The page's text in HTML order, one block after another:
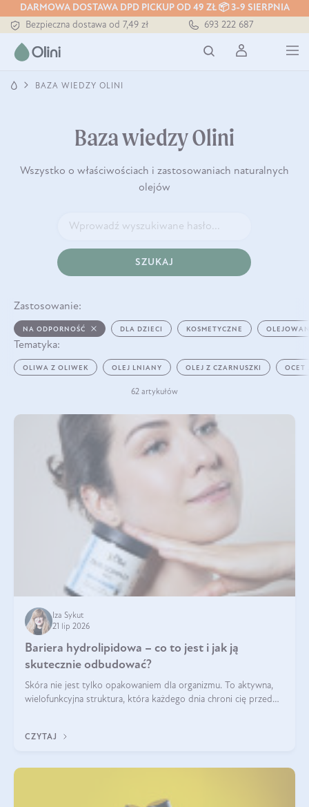
DARMOWA DOSTAWA DPD PICKUP OD 49 ZŁ 📦 3-9 SIERPNIA
Bezpieczna dostawa od 7,49 zł
Darmowa dostawa od 199 zł
Tłoczony zawsze na zimno
693 222 687
BAZA WIEDZY OLINI
Baza wiedzy Olini
Wszystko o właściwościach i zastosowaniach naturalnych
olejów
SZUKAJ
Zastosowanie:
NA ODPORNOŚĆ DLA DZIECI KOSMETYCZNE
Tematyka:
OLIWA Z OLIWEK OLEJ LNIANY OLEJ Z CZARNUSZKI OCET
62 artykułów
Iza Sykut
21 lip 2026
Bariera hydrolipidowa – co to jest i jak ją
skutecznie odbudować?
Skóra nie jest tylko opakowaniem dla organizmu. To aktywna,
wielofunkcyjna struktura, która każdego dnia chroni cię przed
bariera hydrolipidowa.
CZYTAJ